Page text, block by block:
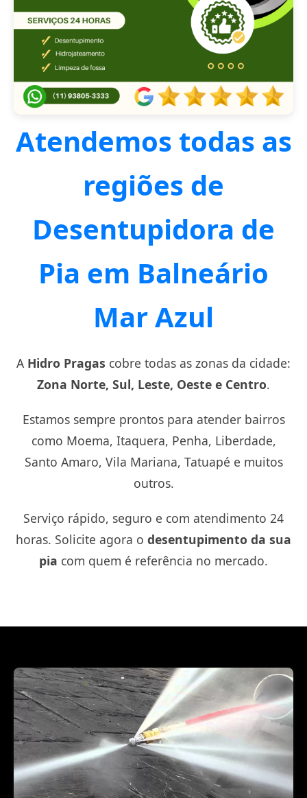
Atendemos todas as
regiões de
Desentupidora de
Pia em Balneário
Mar Azul
A Hidro Pragas cobre todas as zonas da cidade:
Zona Norte, Sul, Leste, Oeste e Centro.
Estamos sempre prontos para atender bairros
como Moema, Itaquera, Penha, Liberdade,
Santo Amaro, Vila Mariana, Tatuapé e muitos
outros.
Serviço rápido, seguro e com atendimento 24
horas. Solicite agora o desentupimento da sua
pia com quem é referência no mercado.